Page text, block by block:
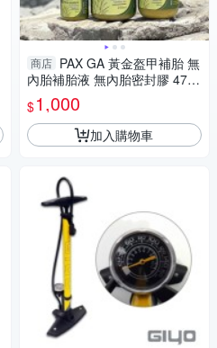
商店 PAX GA 黃金盔甲補胎 無
內胎補胎液 無內胎密封膠 475
ML
$1,000
加入購物車